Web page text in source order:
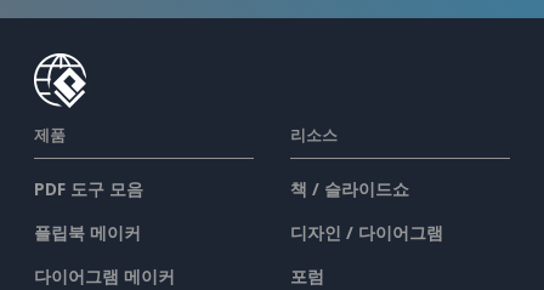
제품
PDF 도구 모음
플립북 메이커
다이어그램 메이커
리소스
책 / 슬라이드쇼
디자인 / 다이어그램
포럼